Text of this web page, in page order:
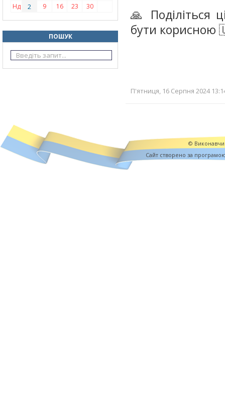
Нд
2 9 16 23 30
ПОШУК
🙏 Поділіться
бути
П'ятниця, 16 Серпня 2024
©
Cайт створено за